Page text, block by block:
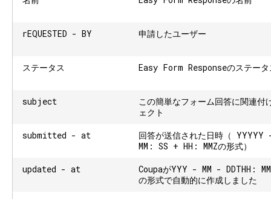
rEQUESTED - BY 申請したユーザー
ステータス Easy Form Responseのステータ
subject
この簡単なフォーム回答に関連付
ェクト
submitted - at
回答が送信された日時（
MM: SS + HH: MMZの形式）
updated - at
CoupaがYYY - MM - DDTHH:
の形式で自動的に作成しました